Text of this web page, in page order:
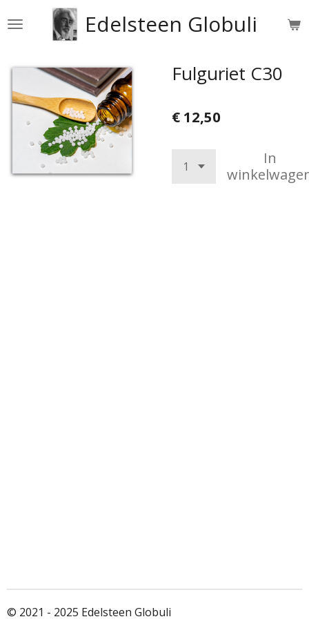
direct
de
hoofdinhoud
Edelsteen Globuli
Fulguriet C30
€ 12,50
In
© 2021 - 2025 Edelsteen Globuli